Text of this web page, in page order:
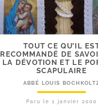
TOUT CE QU’IL
RECOMMANDÉ DE
LA DÉVOTION ET LE
SCAPULAIRE
ABBÉ LOUIS
Paru le 1 janvier 2000